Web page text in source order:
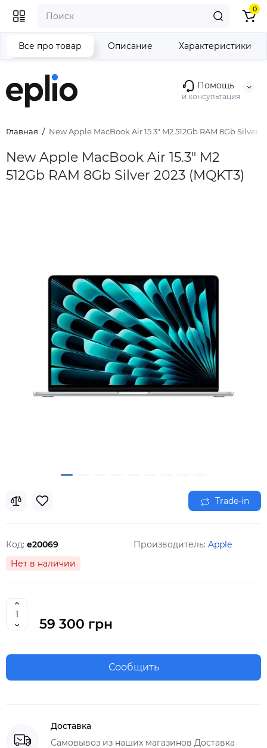
Помощь
и консультация
0
Главная New Apple MacBook Air 15.3" M2 512Gb RAM 8Gb Silver
New Apple MacBook Air 15.3" M2
512Gb RAM 8Gb Silver 2023 (MQKT3)
Все про товар Описание Характеристики
Trade-in
Код: e20069 Производитель: Apple
Нет в наличии
59 300 грн
Сообщить
Доставка
Самовывоз из наших магазинов Доставка